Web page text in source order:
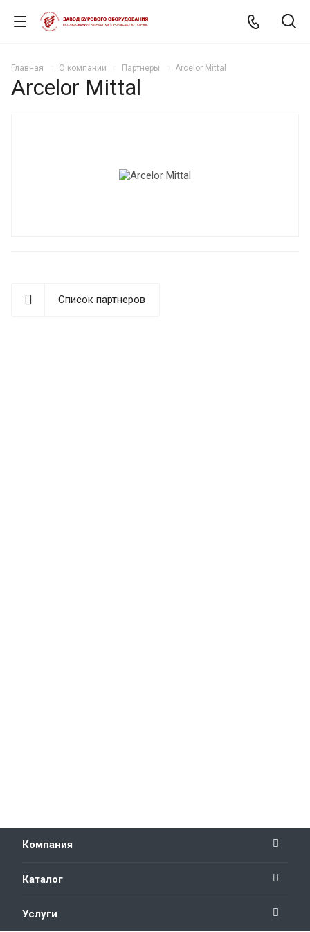
Главная О компании Партнеры Arcelor Mittal
Arcelor Mittal
Список партнеров
Компания
Каталог
Услуги